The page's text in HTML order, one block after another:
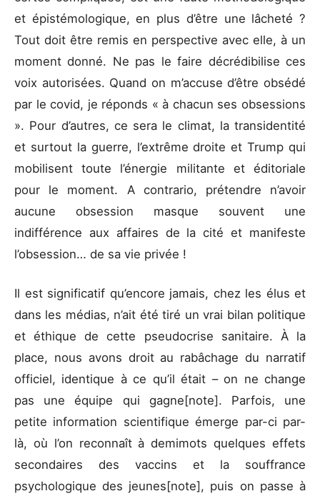
et épistémologique, en plus d’être une lâcheté ?
Tout doit être remis en perspective avec elle, à un
moment donné. Ne pas le faire décrédibilise ces
voix autorisées. Quand on m’accuse d’être obsédé
par le covid, je réponds « à chacun ses obsessions
». Pour d’autres, ce sera le climat, la transidentité
et surtout la guerre, l’extrême droite et Trump qui
mobilisent toute l’énergie militante et éditoriale
pour le moment. A contrario, prétendre n’avoir
aucune obsession masque souvent une
indifférence aux affaires de la cité et manifeste
l’obsession… de sa vie privée !
Il est significatif qu’encore jamais, chez les élus et
dans les médias, n’ait été tiré un vrai bilan politique
et éthique de cette pseudocrise sanitaire. À la
place, nous avons droit au rabâchage du narratif
officiel, identique à ce qu’il était – on ne change
pas une équipe qui gagne[note]. Parfois, une
petite information scientifique émerge par-ci par-
là, où l’on reconnaît à demimots quelques effets
secondaires des vaccins et la souffrance
psychologique des jeunes[note], puis on passe à